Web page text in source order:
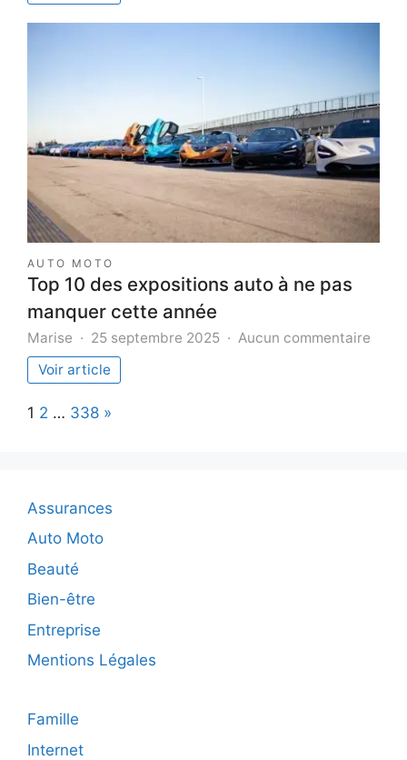
:
conseils
et
recettes
AUTO MOTO
Top 10 des expositions auto à ne pas
manquer cette année
Marise 25 septembre 2025 Aucun commentaire
Voir article
Page:
1 2 … 338 Next
»
Assurances
Auto Moto
Beauté
Bien-être
Entreprise
Mentions Légales
Famille
Internet